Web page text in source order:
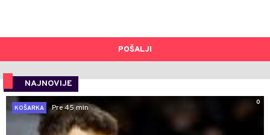
POŠALJI
NAJNOVIJE
0
KOŠARKA
Pre 45 min